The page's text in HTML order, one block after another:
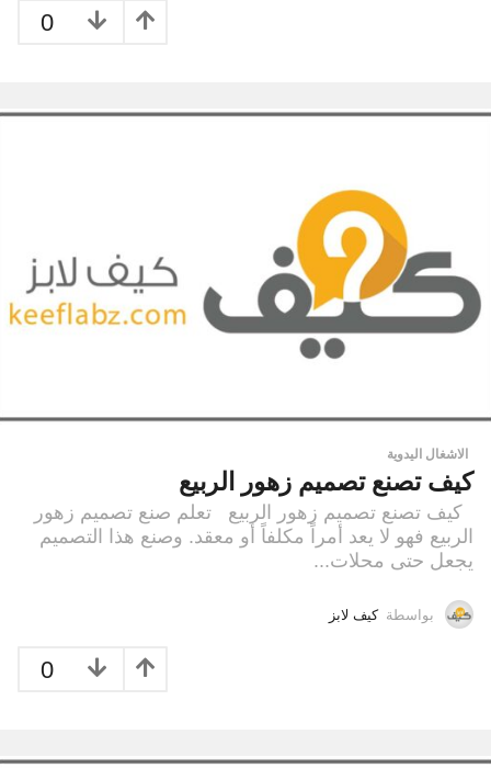
0
الاشغال اليدوية
كيف تصنع تصميم زهور الربيع
كيف تصنع تصميم زهور الربيع تعلم صنع تصميم زهور
الربيع فهو لا يعد أمراً مكلفاً أو معقد. وصنع هذا التصميم
يجعل حتى محلات...
بواسطة كيف لابز
0